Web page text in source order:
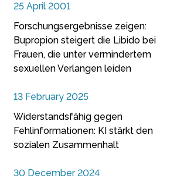
25 April 2001
Forschungsergebnisse zeigen:
Bupropion steigert die Libido bei
Frauen, die unter vermindertem
sexuellen Verlangen leiden
13 February 2025
Widerstandsfähig gegen
Fehlinformationen: KI stärkt den
sozialen Zusammenhalt
30 December 2024